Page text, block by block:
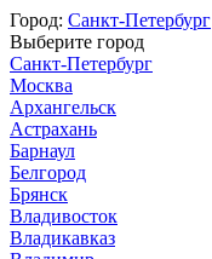
Город: Санкт-Петербург
Выберите город
Санкт-Петербург
Москва
Архангельск
Астрахань
Барнаул
Белгород
Брянск
Владивосток
Владикавказ